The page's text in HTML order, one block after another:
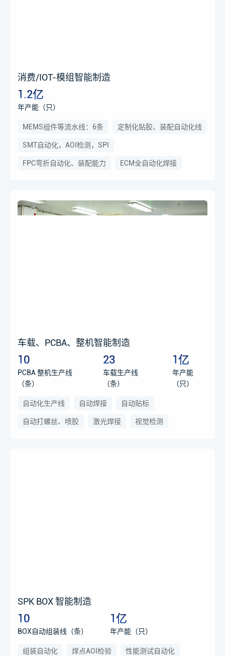
消费/IOT-模组智能制造
1.2亿
年产能（只）
MEMS组件等流水线：6条 定制化贴胶、装配自动化线
SMT自动化，AOI检测，SPI
FPC弯折自动化、装配能力 ECM全自动化焊接
车载、PCBA、整机智能制造
10
PCBA 整机生产线
（条）
23
车载生产线
（条）
1亿
年产能
（只）
自动化生产线 自动焊接 自动贴标
自动打螺丝、喷胶 激光焊接 视觉检测
SPK BOX 智能制造
10
BOX自动组装线（条）
1亿
年产能（只）
组装自动化 焊点AOI检验 性能测试自动化